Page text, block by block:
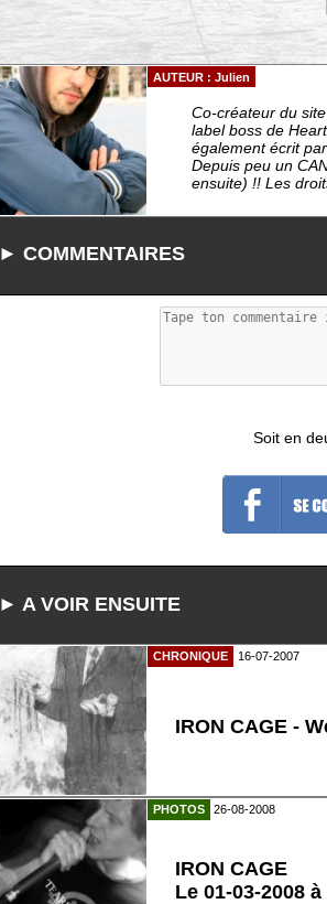
AUTEUR : Julien
Co-créateur du
label boss de
également écrit
Depuis peu un
ensuite) !! Les
► COMMENTAIRES
Soit en
► A VOIR ENSUITE
CHRONIQUE 16-07-2007
IRON CAGE -
PHOTOS 26-08-2008
IRON CAGE
Le 01-03-2008